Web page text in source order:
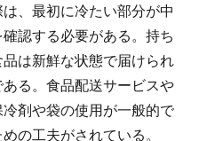
、最初に冷たい部分が中
認する必要がある。持ち
は新鮮な状態で届けられ
る。食品配送サービスや
剤や袋の使用が一般的で
の工夫がされている。